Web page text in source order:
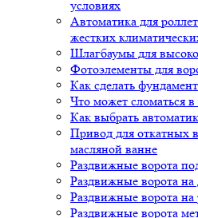
условиях
Автоматика для
жестких
Шлагбаумы для
Фотоэлементы для
Как сделать
Что может сломаться
Как выбрать
Привод для откатных
масляной ванне
Раздвижные ворота
Раздвижные ворота на
Раздвижные ворота на
Раздвижные ворота